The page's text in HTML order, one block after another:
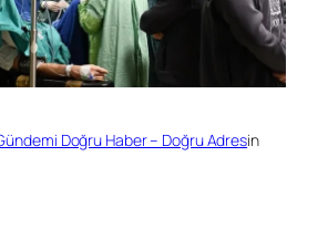
Doğru Haber – Doğru Adresin